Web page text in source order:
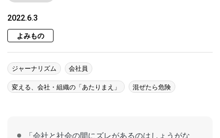
2022.6.3
よみもの
ジャーナリズム 会社員
変える、会社・組織の「あたりまえ」 混ぜたら危険
「会社と社会の間にズレがあるのはしょうがな